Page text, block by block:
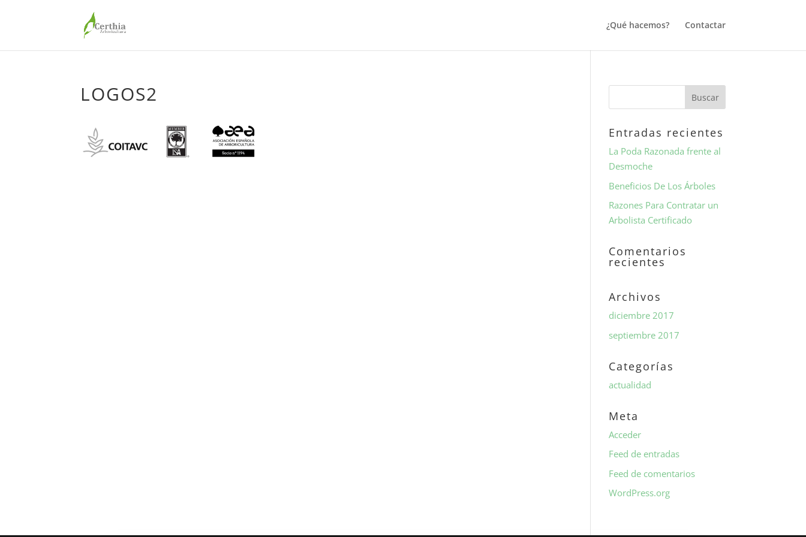
¿Qué hacemos? Contactar
LOGOS2
Entradas recientes
La Poda Razonada frente al
Desmoche
Beneficios De Los Árboles
Razones Para Contratar un
Arbolista Certificado
Comentarios
recientes
Archivos
diciembre 2017
septiembre 2017
Categorías
actualidad
Meta
Acceder
Feed de entradas
Feed de comentarios
WordPress.org